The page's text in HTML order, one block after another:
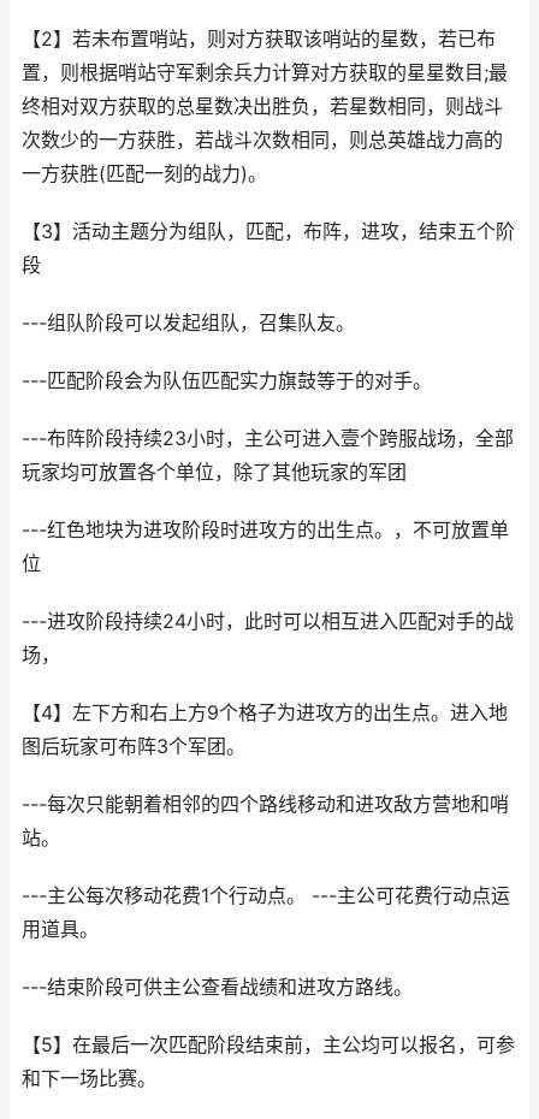
【2】若未布置哨站，则对方获取该哨站的星数，若已布
置，则根据哨站守军剩余兵力计算对方获取的星星数目;最
终相对双方获取的总星数决出胜负，若星数相同，则战斗
次数少的一方获胜，若战斗次数相同，则总英雄战力高的
一方获胜(匹配一刻的战力)。
【3】活动主题分为组队，匹配，布阵，进攻，结束五个阶
段
---组队阶段可以发起组队，召集队友。
---匹配阶段会为队伍匹配实力旗鼓等于的对手。
---布阵阶段持续23小时，主公可进入壹个跨服战场，全部
玩家均可放置各个单位，除了其他玩家的军团
---红色地块为进攻阶段时进攻方的出生点。，不可放置单
位
---进攻阶段持续24小时，此时可以相互进入匹配对手的战
场，
【4】左下方和右上方9个格子为进攻方的出生点。进入地
图后玩家可布阵3个军团。
---每次只能朝着相邻的四个路线移动和进攻敌方营地和哨
站。
---主公每次移动花费1个行动点。 ---主公可花费行动点运
用道具。
---结束阶段可供主公查看战绩和进攻方路线。
【5】在最后一次匹配阶段结束前，主公均可以报名，可参
和下一场比赛。